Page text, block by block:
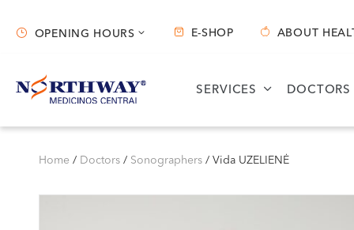
Opening hours
Vilnius
S. Žukausko g. 19
Opening hours:
Kaunas
Miško g. 25A
Opening hours:
OPENING HOURS E-SHOP ABOUT
SERVICES DOCTORS
Home / Doctors / Sonographers / Vida UZELIENĖ